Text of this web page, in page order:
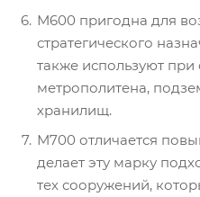
М600 пригодна для
стратегического
также используют при
метрополитена,
хранилищ.
М700 отличается
делает эту марку
тех сооружений,